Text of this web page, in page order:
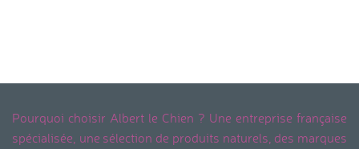
Pourquoi choisir Albert le Chien ? Une entreprise française
spécialisée, une sélection de produits naturels, des marques